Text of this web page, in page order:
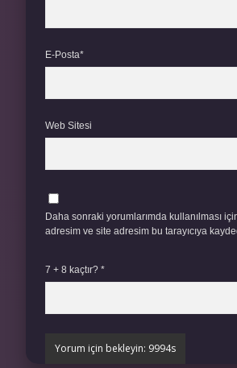
E-Posta*
Web Sitesi
Daha sonraki yorumlarımda kullanılması
adresim ve site adresim bu tarayıcıya
7 + 8 kaçtır? *